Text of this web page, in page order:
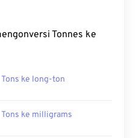
Tonnes ke
Tons ke long-ton
Tons ke milligrams